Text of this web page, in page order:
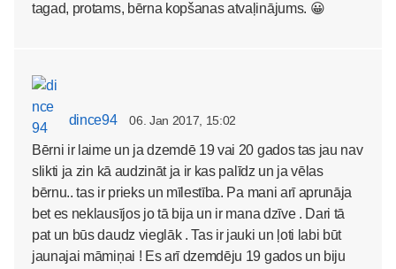
tagad, protams, bērna kopšanas atvaļinājums. 😀
dince94 06. Jan 2017, 15:02
Bērni ir laime un ja dzemdē 19 vai 20 gados tas jau nav
slikti ja zin kā audzināt ja ir kas palīdz un ja vēlas
bērnu.. tas ir prieks un mīlestība. Pa mani arī aprunāja
bet es neklausījos jo tā bija un ir mana dzīve . Dari tā
pat un būs daudz vieglāk . Tas ir jauki un ļoti labi būt
jaunajai māmiņai ! Es arī dzemdēju 19 gados un biju